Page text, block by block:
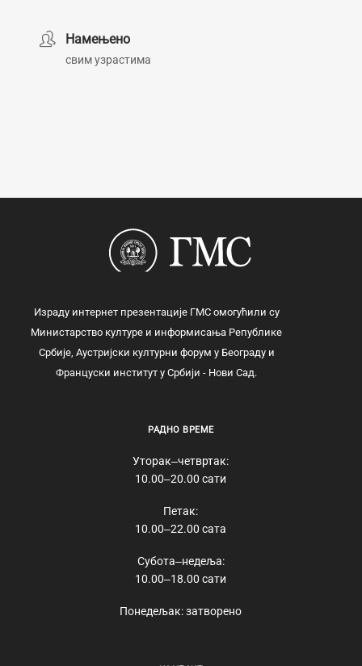
Намењено
свим узрастима
Израду интернет презентације ГМС омогућили су
Министарство културе и информисања Републике
Србије, Аустријски културни форум у Београду и
Француски институт у Србији - Нови Сад.
РАДНО ВРЕМЕ
Уторак‒четвртак:
10.00‒20.00 сати
Петак:
10.00‒22.00 сата
Субота‒недеља:
10.00‒18.00 сати
Понедељак: затворено